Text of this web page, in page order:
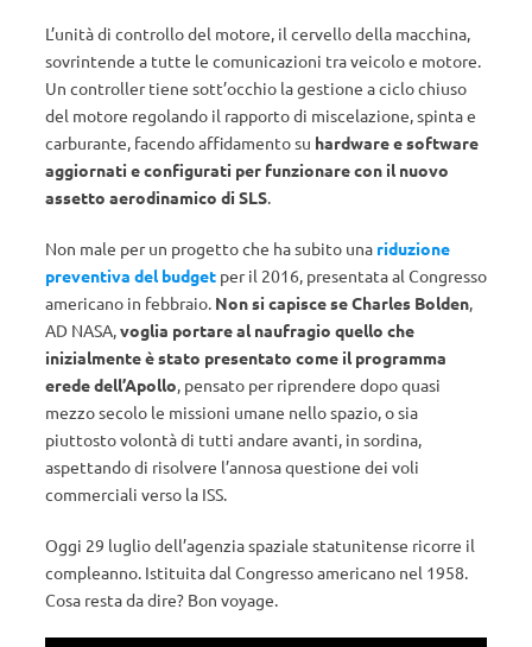
L’unità di controllo del motore, il cervello della macchina,
sovrintende a tutte le comunicazioni tra veicolo e motore.
Un controller tiene sott’occhio la gestione a ciclo chiuso
del motore regolando il rapporto di miscelazione, spinta e
carburante, facendo affidamento su hardware e software
aggiornati e configurati per funzionare con il nuovo
assetto aerodinamico di SLS.
Non male per un progetto che ha subito una riduzione
preventiva del budget per il 2016, presentata al Congresso
americano in febbraio. Non si capisce se Charles Bolden,
AD NASA,voglia portare al naufragio quello che
inizialmente è stato presentato come il programma
erede dell’Apollo, pensato per riprendere dopo quasi
mezzo secolo le missioni umane nello spazio, o sia
piuttosto volontà di tutti andare avanti, in sordina,
aspettando di risolvere l’annosa questione dei voli
commerciali verso la ISS.
Oggi 29 luglio dell’agenzia spaziale statunitense ricorre il
compleanno. Istituita dal Congresso americano nel 1958.
Cosa resta da dire? Bon voyage.